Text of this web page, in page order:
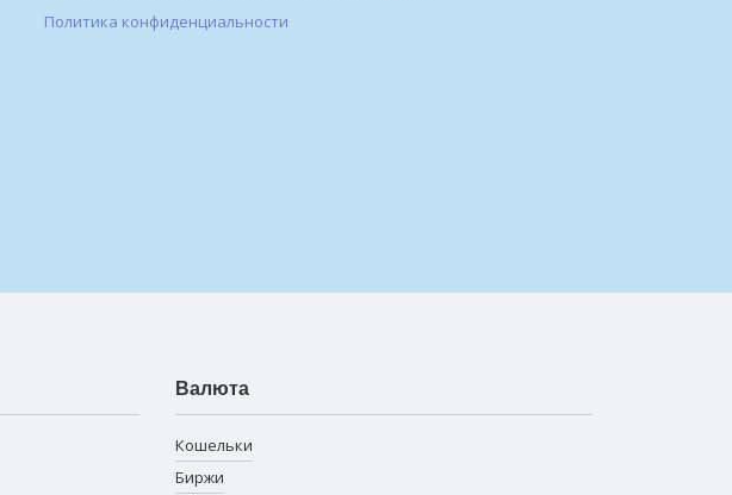
Политика конфиденциальности
Валюта
Кошельки
Биржи